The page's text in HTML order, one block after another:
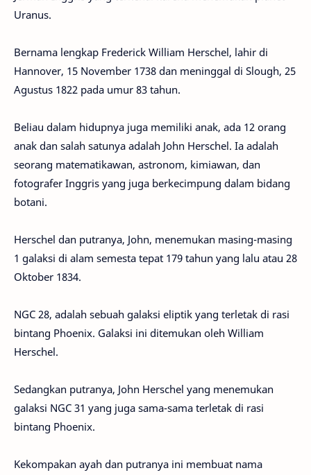
Uranus.
Bernama lengkap Frederick William Herschel, lahir di
Hannover, 15 November 1738 dan meninggal di Slough, 25
Agustus 1822 pada umur 83 tahun.
Beliau dalam hidupnya juga memiliki anak, ada 12 orang
anak dan salah satunya adalah John Herschel. Ia adalah
seorang matematikawan, astronom, kimiawan, dan
fotografer Inggris yang juga berkecimpung dalam bidang
botani.
Herschel dan putranya, John, menemukan masing-masing
1 galaksi di alam semesta tepat 179 tahun yang lalu atau 28
Oktober 1834.
NGC 28, adalah sebuah galaksi eliptik yang terletak di rasi
bintang Phoenix. Galaksi ini ditemukan oleh William
Herschel.
Sedangkan putranya, John Herschel yang menemukan
galaksi NGC 31 yang juga sama-sama terletak di rasi
bintang Phoenix.
Kekompakan ayah dan putranya ini membuat nama